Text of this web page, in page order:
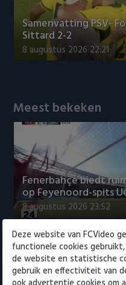
SC Heerenveen
Sparta
Willem II
Samenvatting PSV-
Sittard 2-2
8 augustus 2026 22:21
Meest bekeken
Fenerbahçe biedt
op Feyenoord-spits
8 augustus 2026 23:52
Eredivisie
Deze website van FCVideo
functionele cookies
de website en statistische
gebruik en effectiviteit van